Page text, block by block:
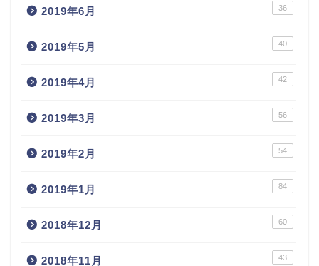
2019年6月 36
2019年5月 40
2019年4月 42
2019年3月 56
2019年2月 54
2019年1月 84
2018年12月 60
2018年11月 43